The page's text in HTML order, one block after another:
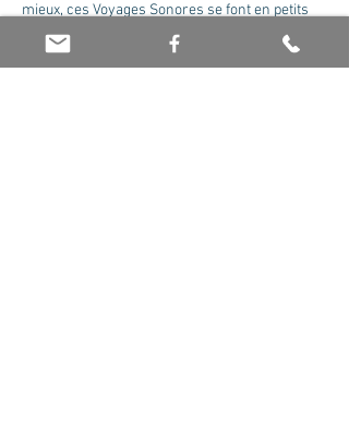
mieux, ces Voyages Sonores se font en petits
Ces voyages sonores peuvent